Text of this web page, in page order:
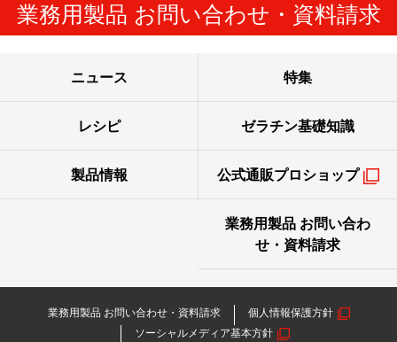
業務用製品 お問い合わせ・資料請求
ニュース 特集
レシピ ゼラチン基礎知識
製品情報 公式通販プロショップ
業務用製品 お問い合わ
せ・資料請求
業務用製品 お問い合わせ・資料請求
個人情報保護方針
ソーシャルメディア基本方針